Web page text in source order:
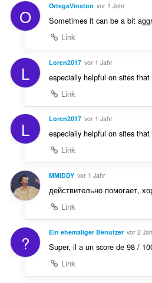
O OrtegaVinston vor 1 Jahr
Sometimes it can be a bit
Link
L Loren2017 vor 1 Jahr
especially helpful on sites
Link
L Loren2017 vor 1 Jahr
especially helpful on sites
Link
MMIDDY vor 1 Jahr
действительно помогает,
Link
? Ein ehemaliger Benutzer vor 2
Super, il a un score de 98 /
Link